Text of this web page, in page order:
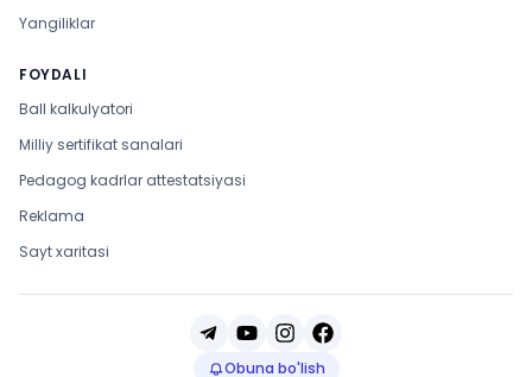
Yangiliklar
FOYDALI
Ball kalkulyatori
Milliy sertifikat sanalari
Pedagog kadrlar attestatsiyasi
Reklama
Sayt xaritasi
Obuna bo'lish